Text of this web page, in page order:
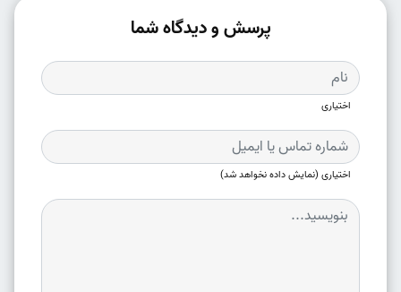
پرسش و دیدگاه شما
اختیاری
اختیاری (نمایش داده نخواهد شد)